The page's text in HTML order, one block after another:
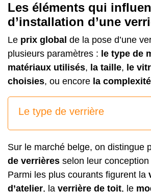
Les éléments qui
d’installation d’une
Le prix global de la pose d’une
plusieurs paramètres : le type de
matériaux utilisés, la taille, le
choisies, ou encore la
Le type de verrière
Sur le marché belge, on distingue
de verrières selon leur
Parmi les plus courants figurent la
d’atelier, la verrière de toit, le